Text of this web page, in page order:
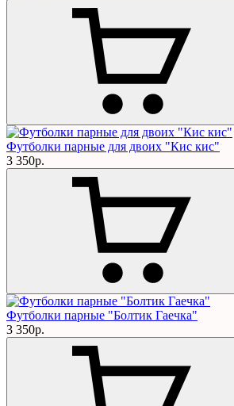
Футболки парные для двоих "Кис кис"
3 350р.
Футболки парные "Болтик Гаечка"
3 350р.